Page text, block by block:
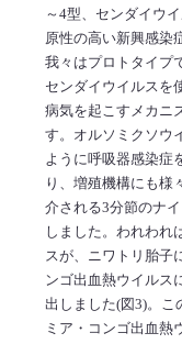
～4型、センダイウ
原性の高い新興感染
我々はプロトタイプ
センダイウイルスを
病気を起こすメカニ
す。オルソミクソウ
ように呼吸器感染症
り、増殖機構にも様
介される3分節のナ
しました。われわれ
スが、ニワトリ胎子
ンゴ出血熱ウイルス
出しました(図3)。こ
ミア・コンゴ出血熱